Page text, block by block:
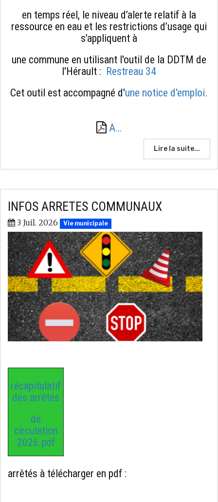
en temps réel, le niveau d’alerte relatif à la
ressource en eau et les restrictions d’usage qui
s’appliquent à
une commune en utilisant l'outil de la DDTM de
l'Hérault : Restreau 34
Cet outil est accompagné d'une notice d'emploi.
A…
Lire la suite...
INFOS ARRETES COMMUNAUX
3 Juil. 2026 Vie municipale
récapitulatif
des arrêtés
de
circulation
2026.pdf
arrêtés à télécharger en pdf :